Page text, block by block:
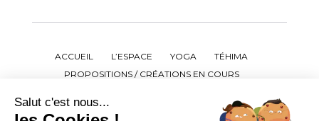
ACCUEIL L’ESPACE YOGA
TÉHIMA
PROPOSITIONS / CRÉATIONS EN COURS
ÉVÈNEMENTS PASSÉS
LARA BRUHL
Salut c'est nous...